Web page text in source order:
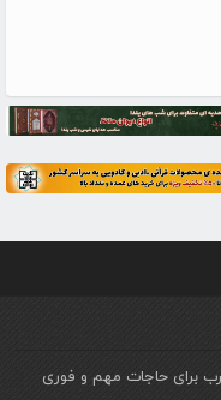
برای حاجات مهم و فوری